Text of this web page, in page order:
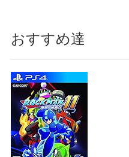
おすすめ達